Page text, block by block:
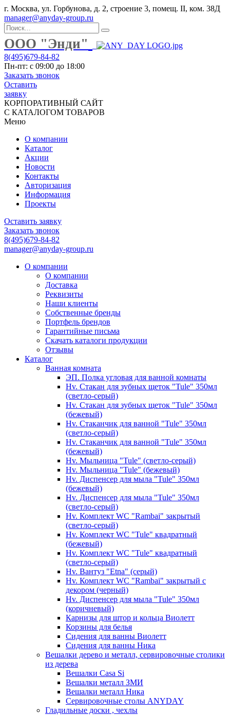
г. Москва, ул. Горбунова, д. 2, строение 3, помещ. II, ком. 38Д
manager@anyday-group.ru
ООО "Энди"
8(495)679-84-82
Пн-пт: с 09:00 до 18:00
Заказать звонок
Оставить
заявку
КОРПОРАТИВНЫЙ САЙТ
С КАТАЛОГОМ ТОВАРОВ
Меню
О компании
Каталог
Акции
Новости
Контакты
Авторизация
Информация
Проекты
Оставить заявку
Заказать звонок
8(495)679-84-82
manager@anyday-group.ru
О компании
О компании
Доставка
Реквизиты
Наши клиенты
Собственные бренды
Портфель брендов
Гарантийные письма
Скачать каталоги продукции
Отзывы
Каталог
Ванная комната
ЭП. Полка угловая для ванной комнаты
Hv. Стакан для зубных щеток "Tule" 350мл
(светло-серый)
Hv. Стакан для зубных щеток "Tule" 350мл
(бежевый)
Hv. Стаканчик для ванной "Tule" 350мл
(светло-серый)
Hv. Стаканчик для ванной "Tule" 350мл
(бежевый)
Hv. Мыльница "Tule" (светло-серый)
Hv. Мыльница "Tule" (бежевый)
Hv. Диспенсер для мыла "Tule" 350мл
(бежевый)
Hv. Диспенсер для мыла "Tule" 350мл
(светло-серый)
Hv. Комплект WC "Rambai" закрытый
(светло-серый)
Hv. Комплект WC "Tule" квадратный
(бежевый)
Hv. Комплект WC "Tule" квадратный
(светло-серый)
Hv. Вантуз "Etna" (серый)
Hv. Комплект WC "Rambai" закрытый с
декором (черный)
Hv. Диспенсер для мыла "Tule" 350мл
(коричневый)
Карнизы для штор и кольца Виолетт
Корзины для белья
Сидения для ванны Виолетт
Сидения для ванны Ника
Вешалки дерево и металл, сервировочные столики
из дерева
Вешалки Casa Si
Вешалки металл ЗМИ
Вешалки металл Ника
Сервировочные столы ANYDAY
Гладильные доски , чехлы